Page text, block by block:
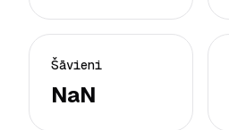
Šāvieni
NaN